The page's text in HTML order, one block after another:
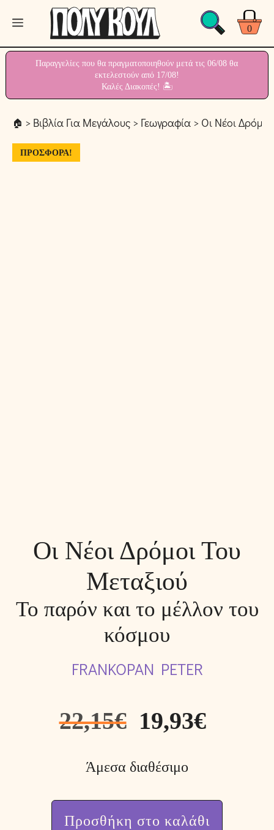
Μετάβαση
περιεχόμενο
0
Μενού
Παραγγελίες που θα πραγματοποιηθούν μετά τις 06/08 θα
εκτελεστούν από 17/08!
Καλές Διακοπές! 🏝
> Βιβλία Για Μεγάλους > Γεωγραφία > Οι Νέοι
ΠΡΟΣΦΟΡΆ!
Οι Νέοι Δρόμοι Του
Μεταξιού
Το παρόν και το μέλλον του
κόσμου
FRANKOPAN PETER
22,15€ 19,93€
Άμεσα διαθέσιμο
Προσθήκη στο καλάθι